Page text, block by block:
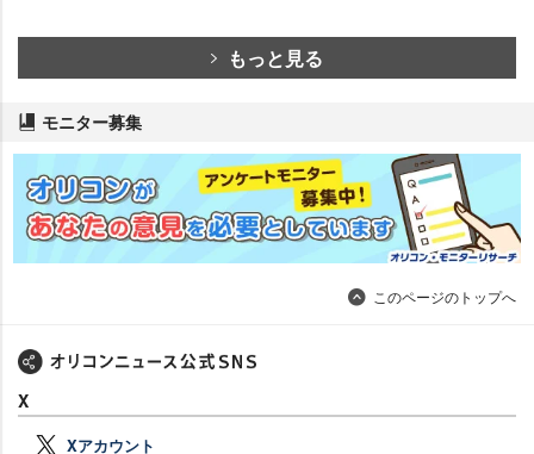
もっと見る
モニター募集
このページのトップへ
X
Xアカウント